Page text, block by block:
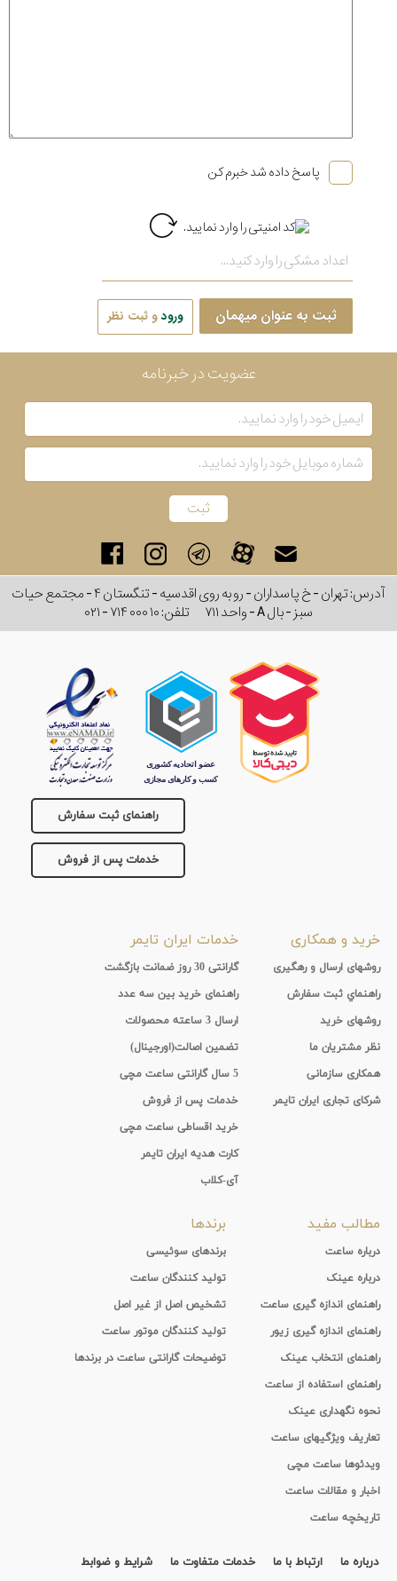
پاسخ داده شد خبرم کن
ثبت به عنوان میهمان ورودو ثبت نظر
عضویت در خبرنامه
آدرس: تهران - خ پاسداران - رو به روی اقدسیه - تنگستان ۴ - مجتمع حیات
سبز - بال A - واحد ۷۱۱
تلفن:۰۲۱ - ۷۱۴ ۰۰۰ ۱۰
راهنمای ثبت سفارش
خدمات پس از فروش
خرید و همکاری
روشهای ارسال و رهگیری
راهنماي ثبت سفارش
روشهای خرید
نظر مشتریان ما
همکاری سازمانی
شرکای تجاری ایران تایمر
خدمات ایران تایمر
گارانتی 30 روز ضمانت بازگشت
راهنمای خرید بین سه عدد
ارسال 3 ساعته محصولات
تضمین اصالت(اورجینال)
5 سال گارانتی ساعت مچی
خدمات پس از فروش
خرید اقساطی ساعت مچی
کارت هدیه ایران تایمر
آی-کلاب
مطالب مفید
درباره ساعت
درباره عینک
راهنمای اندازه گیری ساعت
راهنمای اندازه گیری زیور
راهنمای انتخاب عینک
راهنمای استفاده از ساعت
نحوه نگهداری عینک
تعاریف ویژگیهای ساعت
ویدئوها ساعت مچی
اخبار و مقالات ساعت
تاریخچه ساعت
برندها
برندهای سوئیسی
تولید کنندگان ساعت
تشخیص اصل از غیر اصل
تولید کنندگان موتور ساعت
توضیحات گارانتی ساعت در برندها
درباره ما ارتباط با ما خدمات متفاوت ما
شرایط و ضوابط